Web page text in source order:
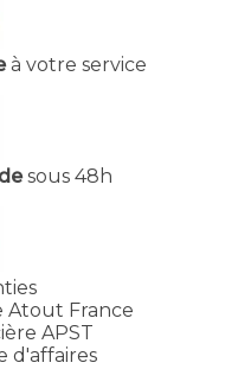
à votre service
sous 48h
Atout France
APST
d'affaires